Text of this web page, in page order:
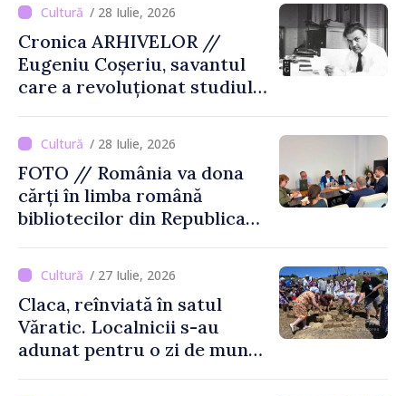
/ 28 Iulie, 2026
Cronica ARHIVELOR //
Eugeniu Coșeriu, savantul
care a revoluționat studiul
/ 28 Iulie, 2026
FOTO // România va dona
cărți în limba română
bibliotecilor din Republica
/ 27 Iulie, 2026
Claca, reînviată în satul
Văratic. Localnicii s-au
adunat pentru o zi de muncă